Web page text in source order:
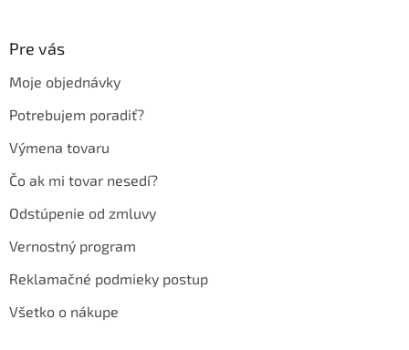
Pre vás
Moje objednávky
Potrebujem poradiť?
Výmena tovaru
Čo ak mi tovar nesedí?
Odstúpenie od zmluvy
Vernostný program
Reklamačné podmieky postup
Všetko o nákupe